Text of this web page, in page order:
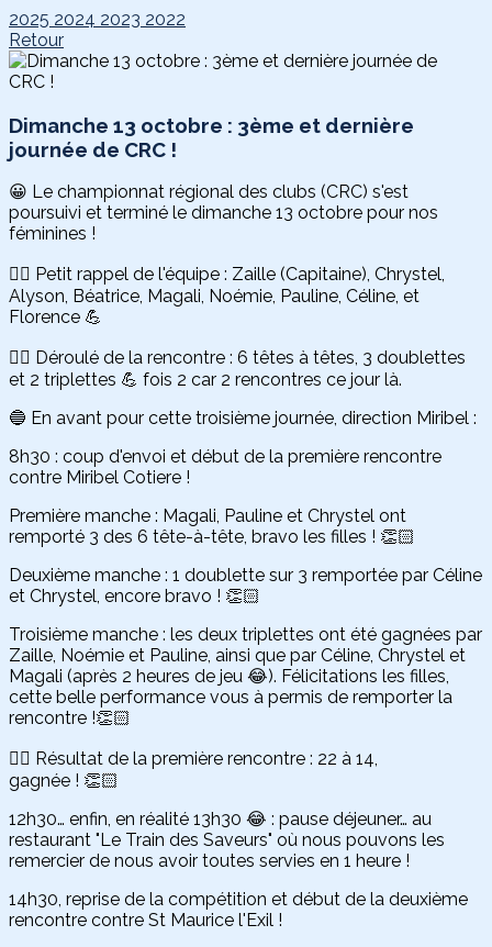
2025 2024 2023 2022
Retour
Dimanche 13 octobre : 3ème et dernière
journée de CRC !
😀 Le championnat régional des clubs (CRC) s'est
poursuivi et terminé le dimanche 13 octobre pour nos
féminines !
👉🏻 Petit rappel de l'équipe : Zaille (Capitaine), Chrystel,
Alyson, Béatrice, Magali, Noémie, Pauline, Céline, et
Florence 💪
👉🏻 Déroulé de la rencontre : 6 têtes à têtes, 3 doublettes
et 2 triplettes 💪 fois 2 car 2 rencontres ce jour là.
🔵 En avant pour cette troisième journée, direction Miribel :
8h30 : coup d'envoi et début de la première rencontre
contre Miribel Cotiere !
Première manche : Magali, Pauline et Chrystel ont
remporté 3 des 6 tête-à-tête, bravo les filles ! 👏🏻
Deuxième manche : 1 doublette sur 3 remportée par Céline
et Chrystel, encore bravo ! 👏🏻
Troisième manche : les deux triplettes ont été gagnées par
Zaille, Noémie et Pauline, ainsi que par Céline, Chrystel et
Magali (après 2 heures de jeu 😂). Félicitations les filles,
cette belle performance vous à permis de remporter la
rencontre !👏🏻
👉🏻 Résultat de la première rencontre : 22 à 14,
gagnée ! 👏🏻
12h30… enfin, en réalité 13h30 😂 : pause déjeuner… au
restaurant "Le Train des Saveurs" où nous pouvons les
remercier de nous avoir toutes servies en 1 heure !
14h30, reprise de la compétition et début de la deuxième
rencontre contre St Maurice l'Exil !